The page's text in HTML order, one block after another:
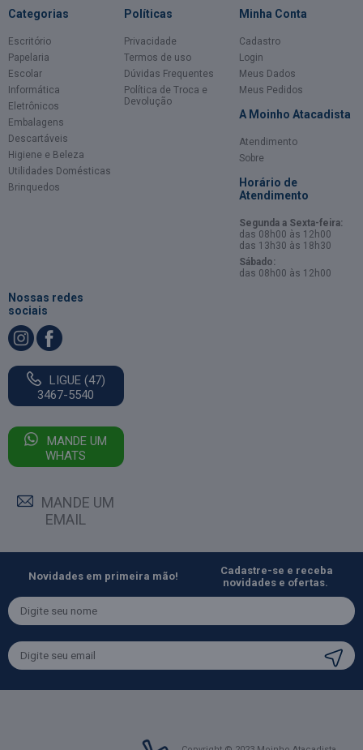
Categorias
Escritório
Papelaria
Escolar
Informática
Eletrônicos
Embalagens
Descartáveis
Higiene e Beleza
Utilidades Domésticas
Brinquedos
Políticas
Privacidade
Termos de uso
Dúvidas Frequentes
Política de Troca e
Devolução
Minha Conta
Cadastro
Login
Meus Dados
Meus Pedidos
A Moinho Atacadista
Atendimento
Sobre
Horário de
Atendimento
Segunda a Sexta-feira:
das 08h00 às 12h00
das 13h30 às 18h30
Sábado:
das 08h00 às 12h00
Nossas redes
sociais
LIGUE (47)
3467-5540
MANDE UM
WHATS
MANDE UM
EMAIL
Novidades em primeira mão!
Cadastre-se e receba
novidades e ofertas.